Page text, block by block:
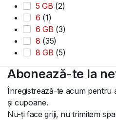
5 GB (2)
6 (1)
6 GB (3)
8 (35)
8 GB (5)
Abonează-te la
Înregistrează-te acum pentru
și cupoane.
Nu-ți face griji, nu trimitem